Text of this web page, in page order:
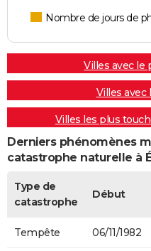
Nombre de jours de
Villes avec le
Villes avec
Villes les plus
Derniers phénomènes
catastrophe naturelle à
Type de
catastrophe
Début
Tempête 06/11/1982